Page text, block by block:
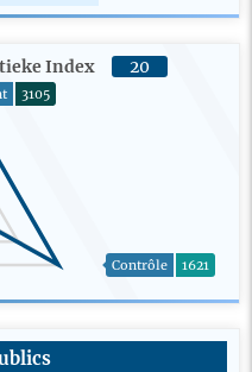
Index 20
3105
Contrôle 1621